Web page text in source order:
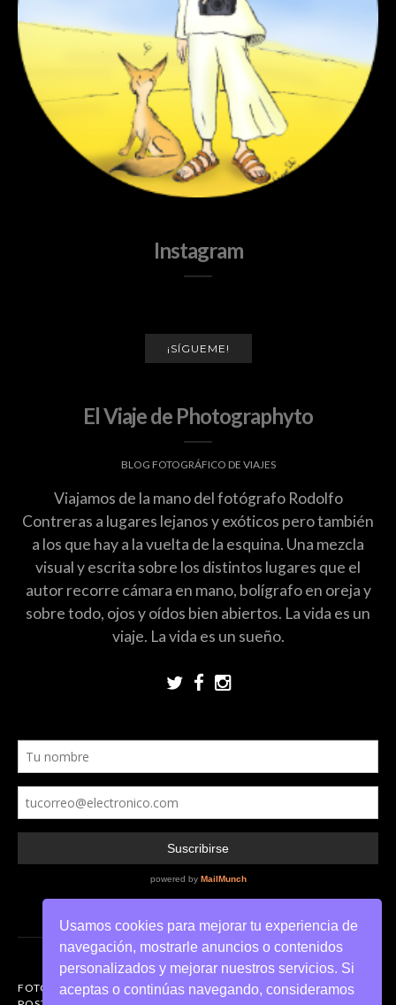
Instagram
¡SÍGUEME!
El Viaje de Photographyto
BLOG FOTOGRÁFICO DE VIAJES
Viajamos de la mano del fotógrafo Rodolfo
Contreras a lugares lejanos y exóticos pero también
a los que hay a la vuelta de la esquina. Una mezcla
visual y escrita sobre los distintos lugares que el
autor recorre cámara en mano, bolígrafo en oreja y
sobre todo, ojos y oídos bien abiertos. La vida es un
viaje. La vida es un sueño.
FOTOGRAFIANDO
Usamos cookies para mejorar tu experiencia de
navegación, mostrarle anuncios o contenidos
personalizados y mejorar nuestros servicios. Si
aceptas o continúas navegando, consideramos